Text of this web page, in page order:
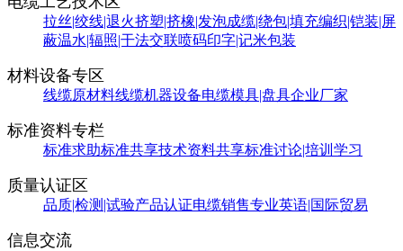
拉丝|绞线|退火挤塑|挤橡|发泡成缆|绕包|填充编织|铠装|屏
蔽温水|辐照|干法交联喷码印字|记米包装
材料设备专区
线缆原材料线缆机器设备电缆模具|盘具企业厂家
标准资料专栏
标准求助标准共享技术资料共享标准讨论|培训学习
质量认证区
品质|检测|试验产品认证电缆销售专业英语|国际贸易
信息交流